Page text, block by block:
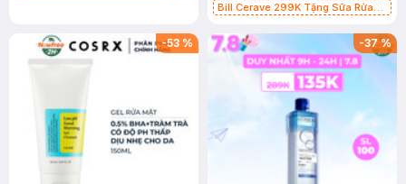
Bill Cerave 299K Tặng Sữa Rửa
-53 % -37%